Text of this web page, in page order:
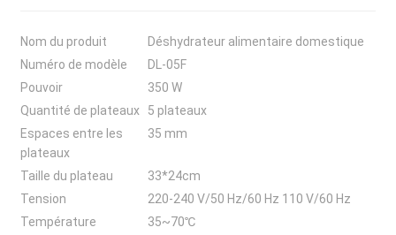
Nom du produit
Déshydrateur alimentaire domestique
Numéro de modèle
DL-05F
Pouvoir
350 W
Quantité de plateaux
5 plateaux
Espaces entre les
plateaux
35 mm
Taille du plateau
33*24cm
Tension
220-240 V/50 Hz/60 Hz 110 V/60 Hz
Température
35~70℃